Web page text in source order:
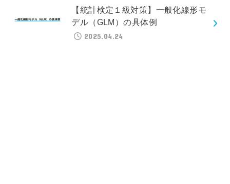
【統計検定１級対策】一般化線形モ
デル（GLM）の具体例
2025.04.24